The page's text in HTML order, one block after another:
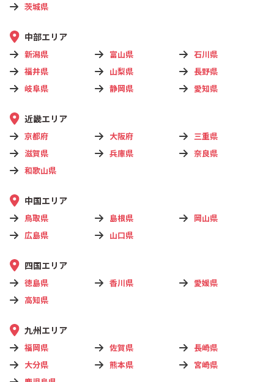
茨城県
中部エリア
新潟県 富山県
石川県
福井県
山梨県
長野県
岐阜県
静岡県 愛知県
近畿エリア
京都府 大阪府
三重県
滋賀県
兵庫県
奈良県
和歌山県
中国エリア
鳥取県 島根県
岡山県
広島県
山口県
四国エリア
徳島県 香川県
愛媛県
高知県
九州エリア
福岡県 佐賀県
長崎県
大分県
熊本県
宮崎県